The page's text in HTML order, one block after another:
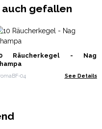
auch gefallen
Räucherkegel - Nag
04 See Details